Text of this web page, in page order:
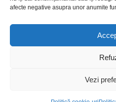
afecte negative asupra unor anumite
Vezi
politică de cookies
© 2026 Toate drepturile
Opportunities Fund (AREOF)